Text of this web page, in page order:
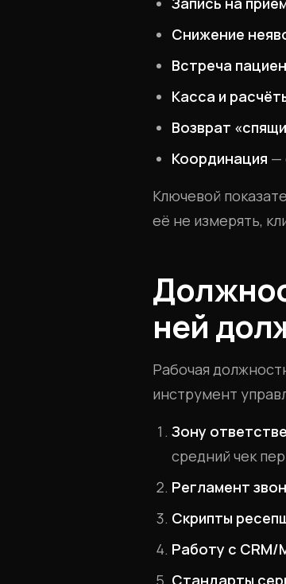
Снижение
Встреча
Касса и
Возврат
Координация —
Ключевой
её не измерять,
ней
Рабочая
инструмент
Зону
средний чек
Регламент
Скрипты
Работу с
Стандарты